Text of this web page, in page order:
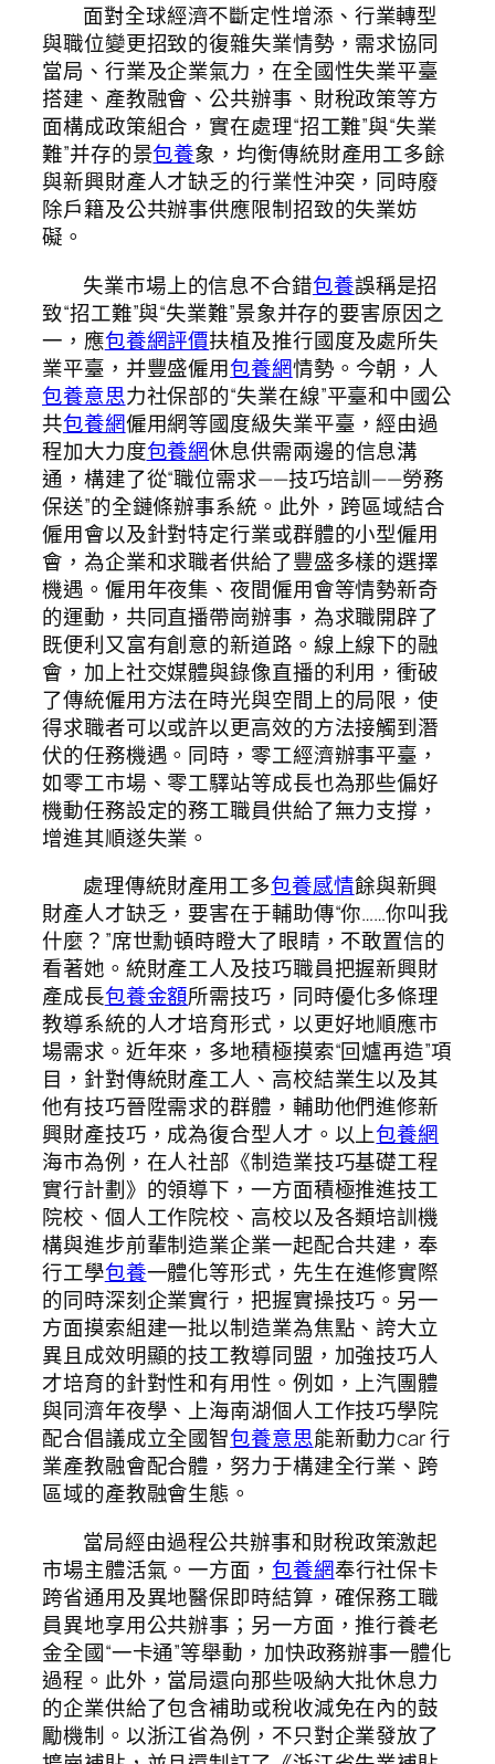
面對全球經濟不斷定性增添、行業轉型
與職位變更招致的復雜失業情勢，需求協同
當局、行業及企業氣力，在全國性失業平臺
搭建、產教融會、公共辦事、財稅政策等方
面構成政策組合，實在處理“招工難”與“失業
難”并存的景包養象，均衡傳統財產用工多餘
與新興財產人才缺乏的行業性沖突，同時廢
除戶籍及公共辦事供應限制招致的失業妨
礙。
失業市場上的信息不合錯包養誤稱是招
致“招工難”與“失業難”景象并存的要害原因之
一，應包養網評價扶植及推行國度及處所失
業平臺，并豐盛僱用包養網情勢。今朝，人
包養意思力社保部的“失業在線”平臺和中國公
共包養網僱用網等國度級失業平臺，經由過
程加大力度包養網休息供需兩邊的信息溝
通，構建了從“職位需求——技巧培訓——勞務
保送”的全鏈條辦事系統。此外，跨區域結合
僱用會以及針對特定行業或群體的小型僱用
會，為企業和求職者供給了豐盛多樣的選擇
機遇。僱用年夜集、夜間僱用會等情勢新奇
的運動，共同直播帶崗辦事，為求職開辟了
既便利又富有創意的新道路。線上線下的融
會，加上社交媒體與錄像直播的利用，衝破
了傳統僱用方法在時光與空間上的局限，使
得求職者可以或許以更高效的方法接觸到潛
伏的任務機遇。同時，零工經濟辦事平臺，
如零工市場、零工驛站等成長也為那些偏好
機動任務設定的務工職員供給了無力支撐，
增進其順遂失業。
處理傳統財產用工多包養感情餘與新興
財產人才缺乏，要害在于輔助傳“你……你叫我
什麼？”席世勳頓時瞪大了眼睛，不敢置信的
看著她。統財產工人及技巧職員把握新興財
產成長包養金額所需技巧，同時優化多條理
教導系統的人才培育形式，以更好地順應市
場需求。近年來，多地積極摸索“回爐再造”項
目，針對傳統財產工人、高校結業生以及其
他有技巧晉陞需求的群體，輔助他們進修新
興財產技巧，成為復合型人才。以上包養網
海市為例，在人社部《制造業技巧基礎工程
實行計劃》的領導下，一方面積極推進技工
院校、個人工作院校、高校以及各類培訓機
構與進步前輩制造業企業一起配合共建，奉
行工學包養一體化等形式，先生在進修實際
的同時深刻企業實行，把握實操技巧。另一
方面摸索組建一批以制造業為焦點、誇大立
異且成效明顯的技工教導同盟，加強技巧人
才培育的針對性和有用性。例如，上汽團體
與同濟年夜學、上海南湖個人工作技巧學院
配合倡議成立全國智包養意思能新動力car 行
業產教融會配合體，努力于構建全行業、跨
區域的產教融會生態。
當局經由過程公共辦事和財稅政策激起
市場主體活氣。一方面， 包養網奉行社保卡
跨省通用及異地醫保即時結算，確保務工職
員異地享用公共辦事；另一方面，推行養老
金全國“一卡通”等舉動，加快政務辦事一體化
過程。此外，當局還向那些吸納大批休息力
的企業供給了包含補助或稅收減免在內的鼓
勵機制。以浙江省為例，不只對企業發放了